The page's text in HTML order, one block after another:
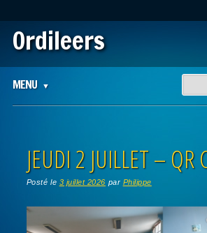
Ordileers
Main menu
content
MENU
JEUDI 2 JUILLET – QR
Posté le 3 juillet 2026 par Philippe